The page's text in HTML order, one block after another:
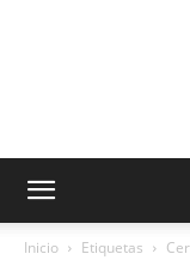
Inicio Etiquetas